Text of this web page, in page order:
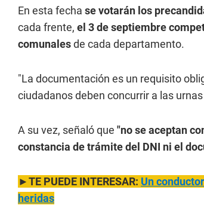
En esta fecha se votarán los
cada frente, el 3 de septiembre
comunalesde cada departamento.
"La documentación es un requisito
ciudadanos deben concurrir a las
A su vez, señaló que "no se aceptan
constancia de trámite del DNI ni el
►TE PUEDE INTERESAR: Un
heridas